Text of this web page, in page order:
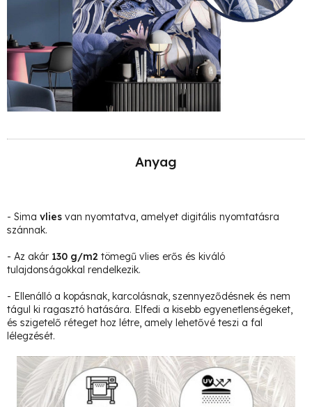
Anyag
- Sima vlies van nyomtatva, amelyet digitális nyomtatásra
szánnak.
- Az akár 130 g/m2 tömegű vlies erős és kiváló
tulajdonságokkal rendelkezik.
- Ellenálló a kopásnak, karcolásnak, szennyeződésnek és nem
tágul ki ragasztó hatására. Elfedi a kisebb egyenetlenségeket,
és szigetelő réteget hoz létre, amely lehetővé teszi a fal
lélegzését.